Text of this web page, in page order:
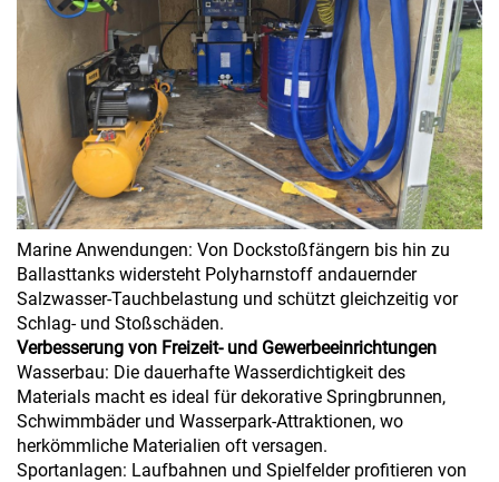
Marine Anwendungen: Von Dockstoßfängern bis hin zu
Ballasttanks widersteht Polyharnstoff andauernder
Salzwasser-Tauchbelastung und schützt gleichzeitig vor
Schlag- und Stoßschäden.
Verbesserung von Freizeit- und Gewerbeeinrichtungen
Wasserbau: Die dauerhafte Wasserdichtigkeit des
Materials macht es ideal für dekorative Springbrunnen,
Schwimmbäder und Wasserpark-Attraktionen, wo
herkömmliche Materialien oft versagen.
Sportanlagen: Laufbahnen und Spielfelder profitieren von